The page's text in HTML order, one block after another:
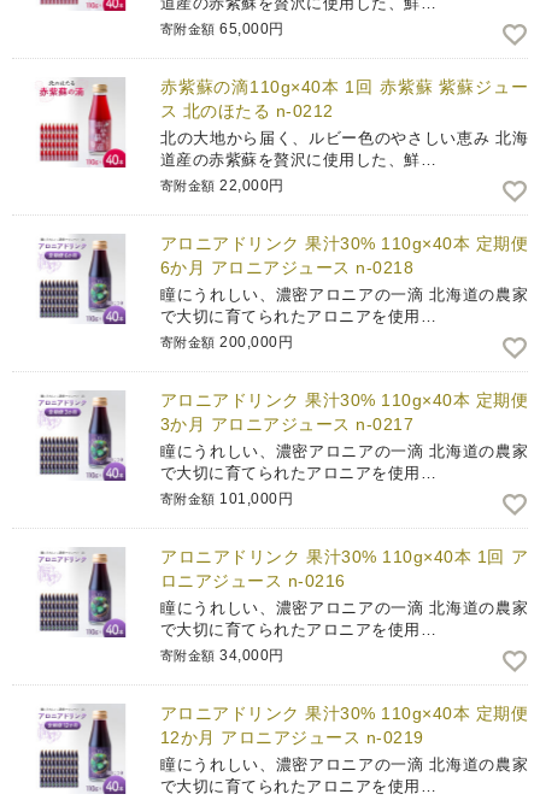
寄附金額 65,000円
赤紫蘇の滴110g×40本 1回 赤紫蘇 紫蘇ジュー
ス 北のほたる n-0212
北の大地から届く、ルビー色のやさしい恵み 北海
道産の赤紫蘇を贅沢に使用した、鮮…
寄附金額 22,000円
アロニアドリンク 果汁30% 110g×40本 定期便
6か月 アロニアジュース n-0218
瞳にうれしい、濃密アロニアの一滴 北海道の農家
で大切に育てられたアロニアを使用…
寄附金額 200,000円
アロニアドリンク 果汁30% 110g×40本 定期便
3か月 アロニアジュース n-0217
瞳にうれしい、濃密アロニアの一滴 北海道の農家
で大切に育てられたアロニアを使用…
寄附金額 101,000円
アロニアドリンク 果汁30% 110g×40本 1回 ア
ロニアジュース n-0216
瞳にうれしい、濃密アロニアの一滴 北海道の農家
で大切に育てられたアロニアを使用…
寄附金額 34,000円
アロニアドリンク 果汁30% 110g×40本 定期便
12か月 アロニアジュース n-0219
瞳にうれしい、濃密アロニアの一滴 北海道の農家
で大切に育てられたアロニアを使用…